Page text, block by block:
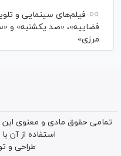
فیلم‌های سینمایی و
فضاییه»، «صد یکشنبه» و
مرزی»
تمامی حقوق مادی و معنوی این
استفاده از آن
طراحی و